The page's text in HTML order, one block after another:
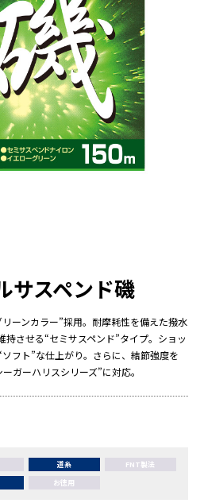
サスペンド磯
ーンカラー”採用。耐摩耗性を備えた撥水
持させる“セミサスペンド”タイプ。ショッ
フト”な仕上がり。さらに、結節強度を
ガーハリスシリーズ”に対応。
道糸
FNT製法
お徳用